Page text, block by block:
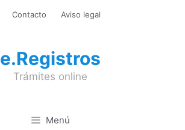
Contacto Aviso legal
e.Registros
Trámites online
Menú